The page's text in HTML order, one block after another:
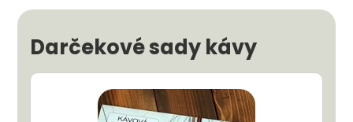
Darčekové sady kávy